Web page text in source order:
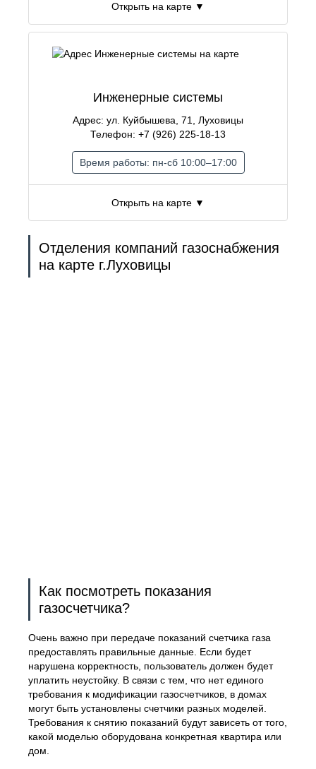
Открыть на карте ▼
Открыть на карте ▼
Инженерные системы
Адрес: ул. Куйбышева, 71, Луховицы
Телефон: +7 (926) 225-18-13
Время работы: пн-сб 10:00–17:00
Отделения компаний газоснабжения
на карте г.Луховицы
Как посмотреть показания
газосчетчика?
Очень важно при передаче показаний счетчика газа
предоставлять правильные данные. Если будет
нарушена корректность, пользователь должен будет
уплатить неустойку. В связи с тем, что нет единого
требования к модификации газосчетчиков, в домах
могут быть установлены счетчики разных моделей.
Требования к снятию показаний будут зависеть от того,
какой моделью оборудована конкретная квартира или
дом.